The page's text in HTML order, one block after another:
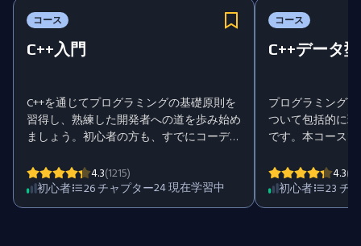
コース
C++入門
C++を通じてプログラミングの基礎原則を
習得し、熟練した開発者への道を歩み始め
ましょう。初心者の方も、すでにコーディ
た開発者になるための堅実な基盤を提供
し、ソフトウェア開発やエンジニアリング
分野で幅広いキャリアの扉を開きます。
初心者 26チャプター24現在学習中
4.3(1215)
コース
C++データ型
プログラミング
ついて包括的に
です。本コース
の格納方法につ
きます。さらに
ても取り扱いま
初心者 23チ
4.3